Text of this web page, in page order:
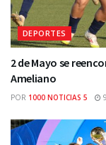
DEPORTES
2 de Mayo se
Ameliano
POR 1000 NOTICIAS 5